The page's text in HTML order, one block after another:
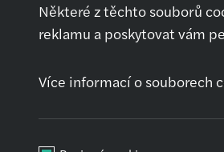
Některé z těchto souborů
reklamu a poskytovat vám
Více informací o souborech